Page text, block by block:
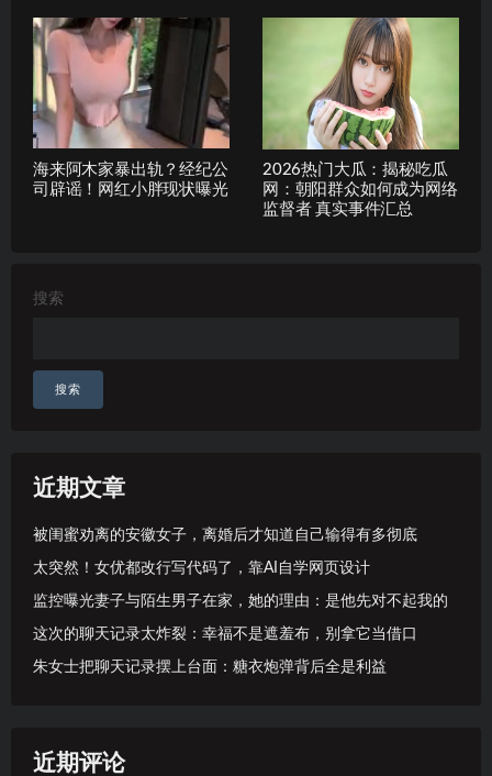
海来阿木家暴出轨？经纪公
司辟谣！网红小胖现状曝光
2026热门大瓜：揭秘吃瓜
网：朝阳群众如何成为网络
监督者 真实事件汇总
搜索
搜索
近期文章
被闺蜜劝离的安徽女子，离婚后才知道自己输得有多彻底
太突然！女优都改行写代码了，靠AI自学网页设计
监控曝光妻子与陌生男子在家，她的理由：是他先对不起我的
这次的聊天记录太炸裂：幸福不是遮羞布，别拿它当借口
朱女士把聊天记录摆上台面：糖衣炮弹背后全是利益
近期评论